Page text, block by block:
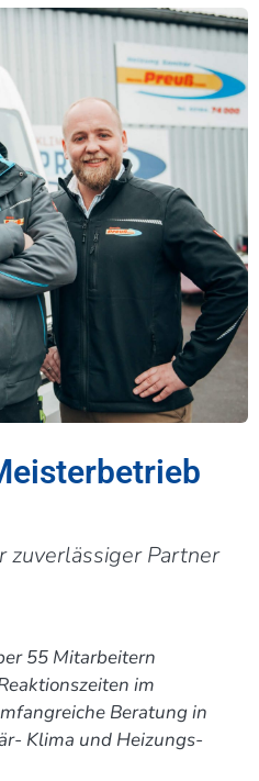
zuverlässiger Partner
55 Mitarbeitern
im
Beratung in
Klima und Heizungs-